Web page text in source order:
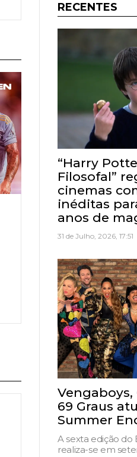
RECENTES
“Harry
Filosofal”
cinemas
inéditas
anos de
31 de Julho, 2026, 17:51
Vengaboys,
69 Graus
Summer
A sexta edição
realiza-se em